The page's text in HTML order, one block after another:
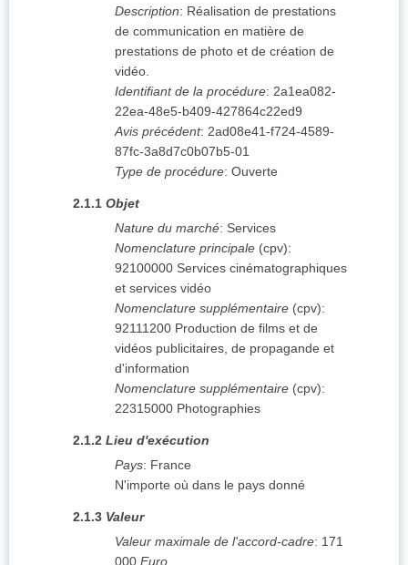
Description: Réalisation de prestations
de communication en matière de
prestations de photo et de création de
vidéo.
Identifiant de la procédure: 2a1ea082-
22ea-48e5-b409-427864c22ed9
Avis précédent: 2ad08e41-f724-4589-
87fc-3a8d7c0b07b5-01
Type de procédure: Ouverte
2.1.1 Objet
Nature du marché: Services
Nomenclature principale (cpv):
92100000 Services cinématographiques
et services vidéo
Nomenclature supplémentaire (cpv):
92111200 Production de films et de
vidéos publicitaires, de propagande et
d'information
Nomenclature supplémentaire (cpv):
22315000 Photographies
2.1.2 Lieu d'exécution
Pays: France
N'importe où dans le pays donné
2.1.3 Valeur
Valeur maximale de l'accord-cadre: 171
000 Euro